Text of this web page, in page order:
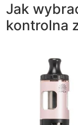
Jak
kontrolna